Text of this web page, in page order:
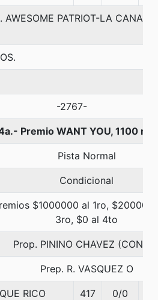
AWESOME PATRIOT-LA
-2767-
Premio WANT YOU, 1100
Pista Normal
Condicional
$1000000 al 1ro,
3ro, $0 al 4to
Prop. PININO CHAVEZ
Prep. R. VASQUEZ O
QUE RICO 417 0/0